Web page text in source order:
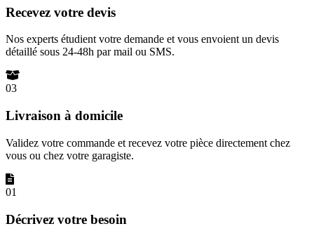
Recevez votre devis
Nos experts étudient votre demande et vous envoient un devis
détaillé sous 24-48h par mail ou SMS.
03
Livraison à domicile
Validez votre commande et recevez votre pièce directement chez
vous ou chez votre garagiste.
01
Décrivez votre besoin